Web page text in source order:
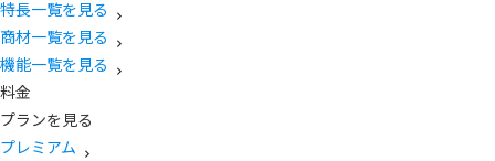
特長一覧を見る
商材一覧を見る
機能一覧を見る
料金
プランを見る
プレミアム